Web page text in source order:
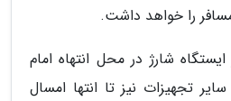
را خواهد داشت.
شارژ در محل انتهاه امام
تجهیزات نیز تا انتها امسال